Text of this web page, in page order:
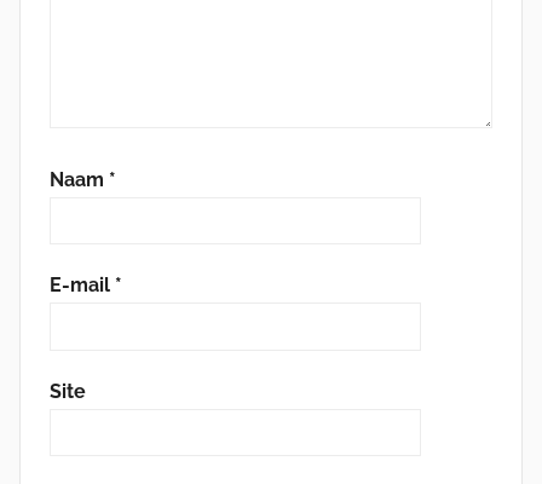
Naam *
E-mail *
Site